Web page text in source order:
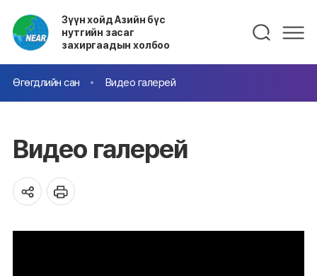
Зүүн хойд Азийн бүс
нутгийн засаг
захиргаадын холбоо
Өгөгдлийн сан Видео галерей
Видео галерей